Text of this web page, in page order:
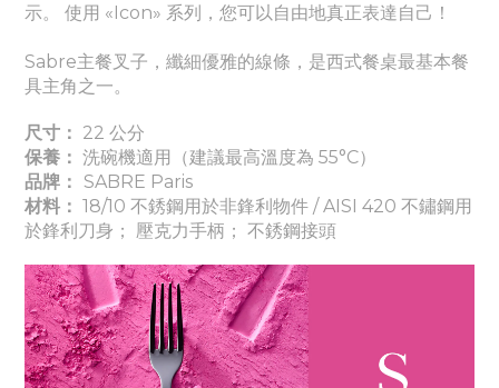
示。 使用 «Icon» 系列，您可以自由地真正表達自己！
Sabre主餐叉子，纖細優雅的線條，是西式餐桌最基本餐
具主角之一。
尺寸： 22 公分
保養： 洗碗機適用（建議最高溫度為 55°C）
品牌： SABRE Paris
材料： 18/10 不銹鋼用於非鋒利物件 / AISI 420 不鏽鋼用
於鋒利刀身； 壓克力手柄； 不銹鋼接頭